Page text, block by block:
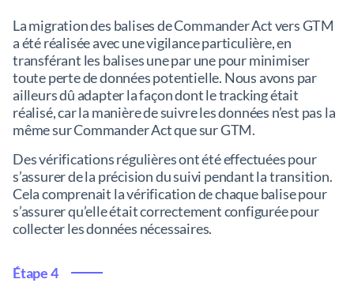
La migration des balises de Commander Act vers GTM
a été réalisée avec une vigilance particulière, en
transférant les balises une par une pour minimiser
toute perte de données potentielle. Nous avons par
ailleurs dû adapter la façon dont le tracking était
réalisé, car la manière de suivre les données n’est pas la
même sur Commander Act que sur GTM.
Des vérifications régulières ont été effectuées pour
s’assurer de la précision du suivi pendant la transition.
Cela comprenait la vérification de chaque balise pour
s’assurer qu’elle était correctement configurée pour
collecter les données nécessaires.
Étape 4